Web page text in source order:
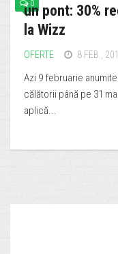
0
un pont: 30%
la Wizz
OFERTE 8 FEB.,
Azi 9 februarie
călătorii până pe 31
aplică...